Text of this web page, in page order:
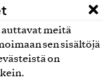
auttavat meitä
sen sisältöjä
on